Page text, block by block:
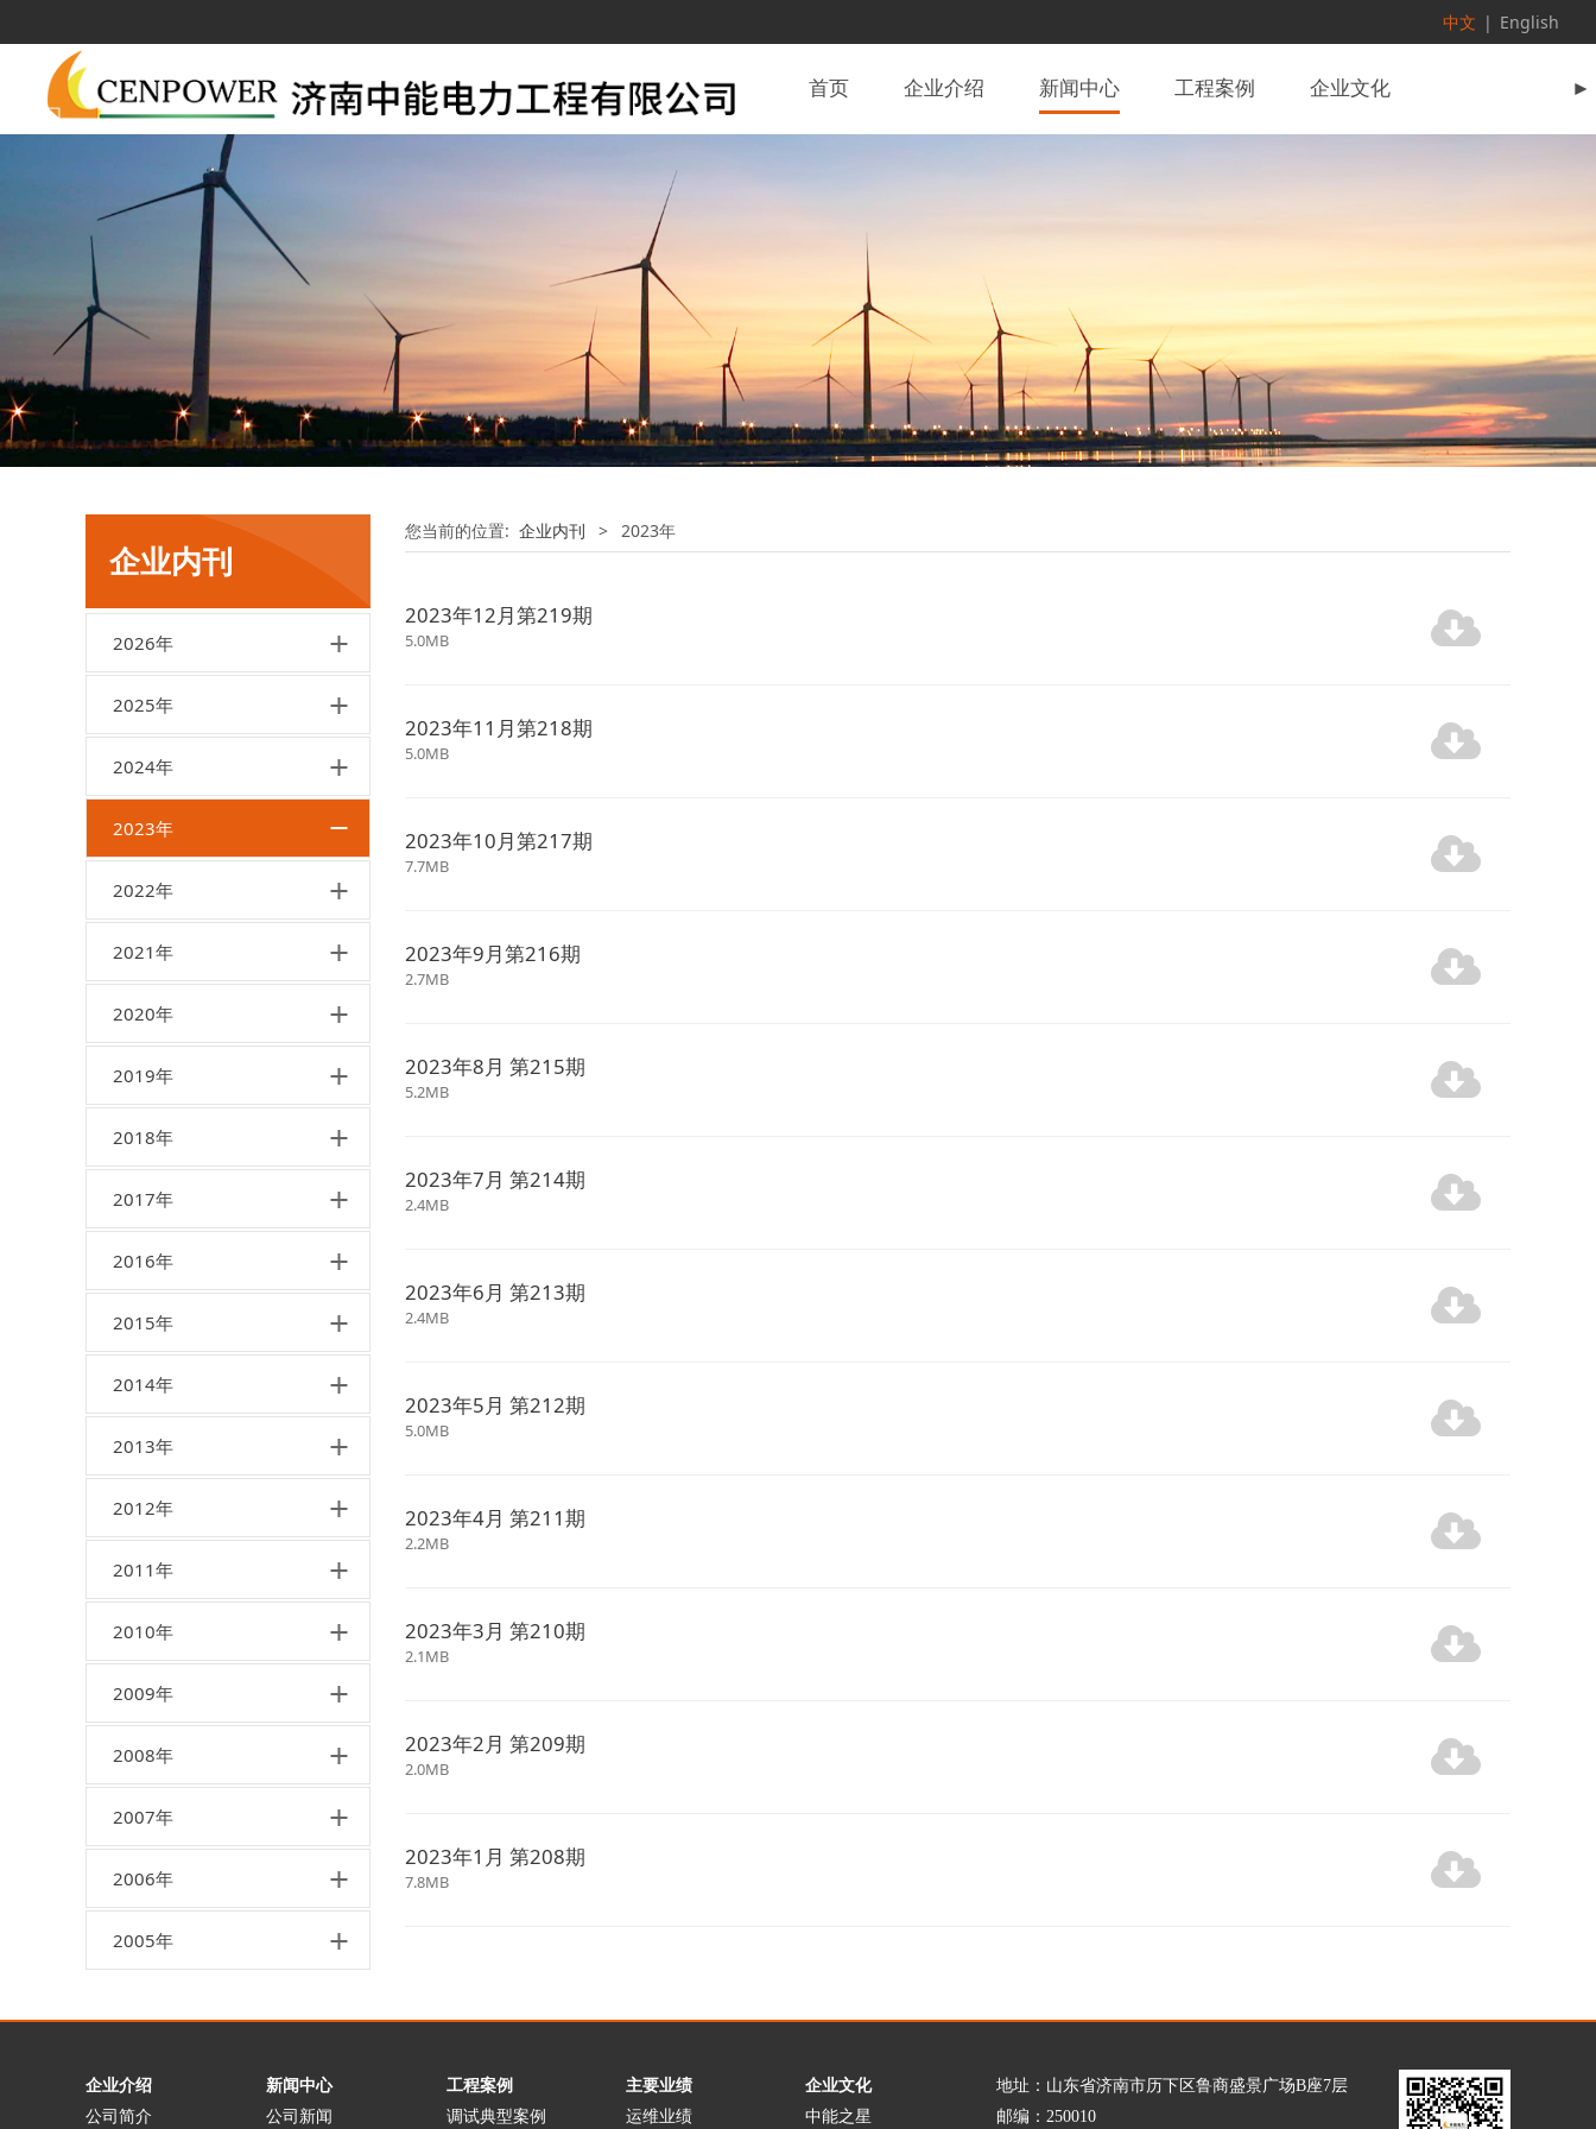
中文 | English
首页 企业介绍 新闻中心 工程案例 企业文化 ►
企业内刊
2026年
2025年
2024年
2023年
2022年
2021年
2020年
2019年
2018年
2017年
2016年
2015年
2014年
2013年
2012年
2011年
2010年
2009年
2008年
2007年
2006年
2005年
您当前的位置: 企业内刊 > 2023年
2023年12月第219期
5.0MB
2023年11月第218期
5.0MB
2023年10月第217期
7.7MB
2023年9月第216期
2.7MB
2023年8月 第215期
5.2MB
2023年7月 第214期
2.4MB
2023年6月 第213期
2.4MB
2023年5月 第212期
5.0MB
2023年4月 第211期
2.2MB
2023年3月 第210期
2.1MB
2023年2月 第209期
2.0MB
2023年1月 第208期
7.8MB
企业介绍
公司简介
新闻中心
公司新闻
工程案例
调试典型案例
主要业绩
运维业绩
企业文化
中能之星
地址：山东省济南市历下区鲁商盛景广场B座7层
邮编：250010